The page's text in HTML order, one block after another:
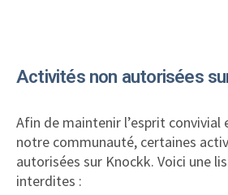
Activités non autorisées
Afin de maintenir l’esprit convivial
notre communauté, certaines
autorisées sur Knockk. Voici une
interdites :